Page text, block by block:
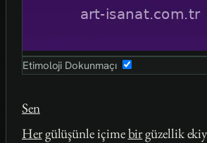
Etimoloji Dokunmaçı
Sen
Hergülüşünle içimebirgüzellik